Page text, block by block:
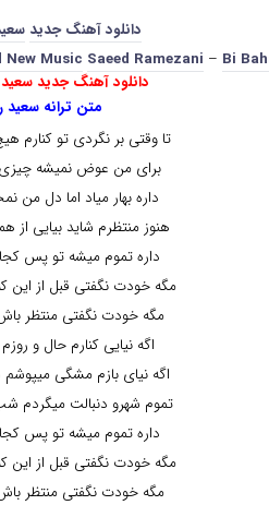
دانلود آهنگ جدید
New Music Saeed Ramezani – Bi
دانلود آهنگ جدید
متن ترانه سعید
تا وقتی بر نگردی تو کنارم
برای من عوض نمیشه چیزی
داره بهار میاد اما دل من
هنوز منتظرم شاید بیایی از
داره تموم میشه تو پس
مگه خودت نگفتی قبل از این
مگه خودت نگفتی منتظر باش
اگه نیایی کنارم حال و
اگه نیای بازم مشگی میپوشم
تموم شهرو دنبالت میگردم
داره تموم میشه تو پس
مگه خودت نگفتی قبل از این
مگه خودت نگفتی منتظر باش